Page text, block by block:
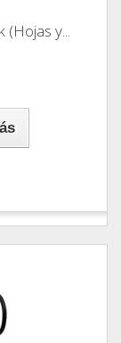
(Hojas y...